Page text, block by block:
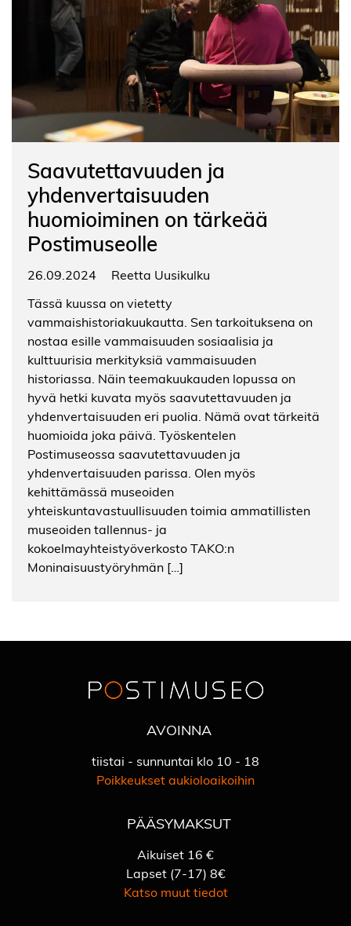
Saavutettavuuden ja
yhdenvertaisuuden
huomioiminen on tärkeää
Postimuseolle
26.09.2024
Reetta Uusikulku
Tässä kuussa on vietetty
vammaishistoriakuukautta. Sen tarkoituksena on
nostaa esille vammaisuuden sosiaalisia ja
kulttuurisia merkityksiä vammaisuuden
historiassa. Näin teemakuukauden lopussa on
hyvä hetki kuvata myös saavutettavuuden ja
yhdenvertaisuuden eri puolia. Nämä ovat tärkeitä
huomioida joka päivä. Työskentelen
Postimuseossa saavutettavuuden ja
yhdenvertaisuuden parissa. Olen myös
kehittämässä museoiden
yhteiskuntavastuullisuuden toimia ammatillisten
museoiden tallennus- ja
kokoelmayhteistyöverkosto TAKO:n
Moninaisuustyöryhmän […]
AVOINNA
tiistai - sunnuntai klo 10 - 18
Poikkeukset aukioloaikoihin
PÄÄSYMAKSUT
Aikuiset 16 €
Lapset (7-17) 8€
Katso muut tiedot